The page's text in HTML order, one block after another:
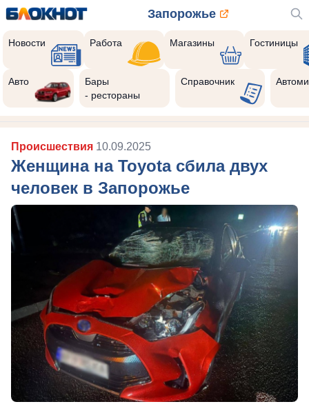
Запорожье
Новости Работа Магазины Гостиницы
Авто
Бары
- рестораны
Справочник
Происшествия 10.09.2025
Женщина на Toyota сбила двух
человек в Запорожье